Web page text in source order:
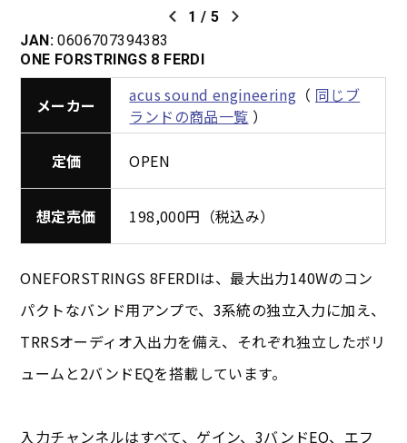
1 / 5
JAN: 0606707394383
ONE FORSTRINGS 8 FERDI
メーカー acus sound engineering （ 同じブ
ランドの商品一覧 ）
定価 OPEN
想定売価 198,000円（税込み）
ONEFORSTRINGS 8FERDIは、最大出力140Wのコン
パクトなバンド用アンプで、3系統の独立入力に加え、
TRRSオーディオ入出力を備え、それぞれ独立したボリ
ュームと2バンドEQを搭載しています。
入力チャンネルはすべて、ゲイン、3バンドEQ、エフ